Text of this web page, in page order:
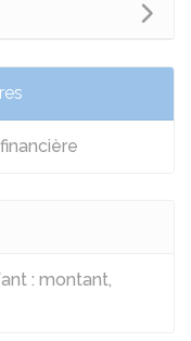
: montant,